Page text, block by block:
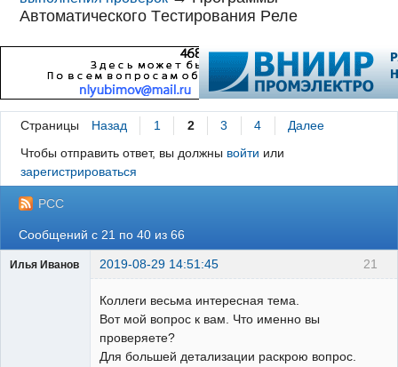
Aвтоматического Tестирования Pеле
Страницы Назад 1 2 3 4
Далее
Чтобы отправить ответ, вы должны войти или
зарегистрироваться
РСС
Сообщений с 21 по 40 из 66
21
Илья Иванов 2019-08-29 14:51:45
Коллеги весьма интересная тема.
Вот мой вопрос к вам. Что именно вы
проверяете?
Для большей детализации раскрою вопрос.